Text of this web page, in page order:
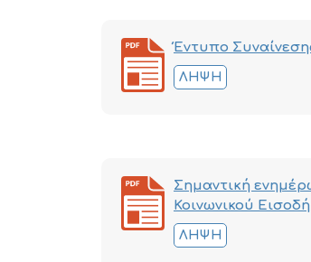
Έντυπο
ΛΉΨΗ
Σημαντική
Κοινωνικού
ΛΉΨΗ